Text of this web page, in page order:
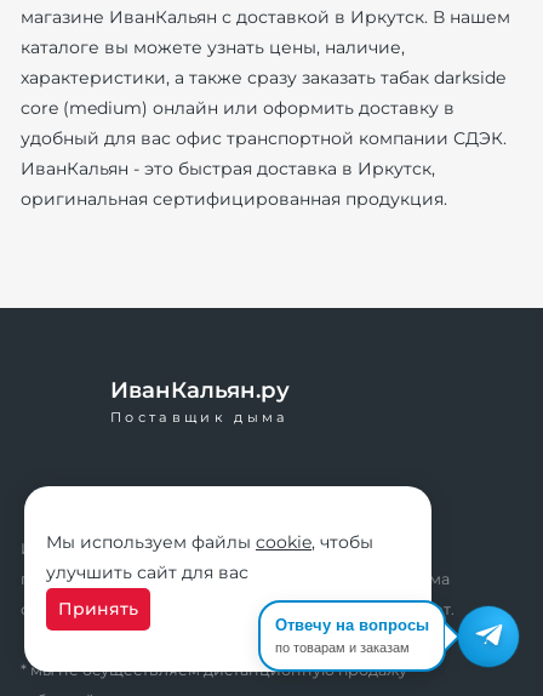
Мы используем файлы cookie, чтобы
улучшить сайт для вас
Принять
магазине ИванКальян с доставкой в Иркутск. В нашем
каталоге вы можете узнать цены, наличие,
характеристики, а также сразу заказать табак darkside
core (medium) онлайн или оформить доставку в
удобный для вас офис транспортной компании СДЭК.
ИванКальян - это быстрая доставка в Иркутск,
оригинальная сертифицированная продукция.
ИванКальян.ру
Поставщик дыма
Интернет-магазин кальянов ИванКальян.ру - ваш
путеводитель в мир кальяна. Накопительная система
скидок, промокоды, акции. Удобный личный кабинет.
* мы не осуществляем дистанционную продажу
Отвечу на вопросы
по товарам и заказам